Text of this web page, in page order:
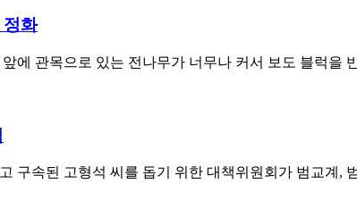
정화
에 관목으로 있는 전나무가 너무나 커서 보도 블럭
구속된 고형석 씨를 돕기 위한 대책위원회가 범교계